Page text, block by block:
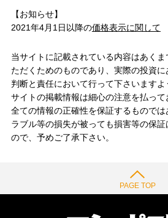
【お知らせ】
2021年4月1日以降の価格表示に関して
当サイトに記載されている内容はあく
ただくためのものであり、実際の投資
判断と責任において行って下さいます
サイトの掲載情報は細心の注意を払っ
全ての情報の正確性を保証するもので
ラブル等の損失が被っても損害等の保
ので、予めご了承下さい。
PAGE TOP